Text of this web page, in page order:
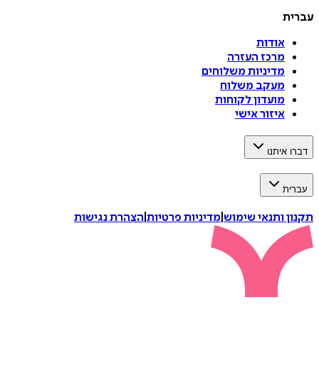
עברית
אודות
מרכז העזרה
מדיניות משלוחים
מעקב משלוח
מועדון לקוחות
איזור אישי
דברו איתנו
עברית
תקנון ותנאי שימוש מדיניות פרטיות הצהרת נגישות